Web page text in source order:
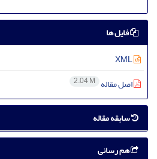
فایل ها
اصل مقاله 2.04 M
سابقه مقاله
هم رسانی